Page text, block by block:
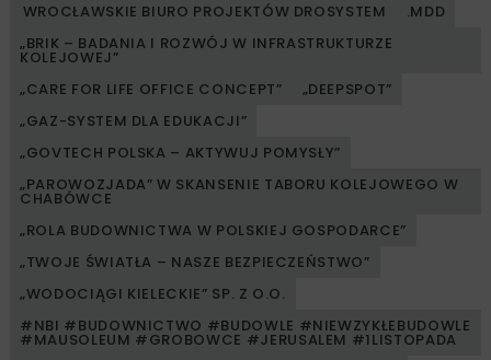
WROCŁAWSKIE BIURO PROJEKTÓW DROSYSTEM
.MDD
„BRIK – BADANIA I ROZWÓJ W INFRASTRUKTURZE
KOLEJOWEJ”
„CARE FOR LIFE OFFICE CONCEPT”
„DEEPSPOT”
„GAZ-SYSTEM DLA EDUKACJI”
„GOVTECH POLSKA – AKTYWUJ POMYSŁY”
„PAROWOZJADA” W SKANSENIE TABORU KOLEJOWEGO W
CHABÓWCE
„ROLA BUDOWNICTWA W POLSKIEJ GOSPODARCE”
„TWOJE ŚWIATŁA – NASZE BEZPIECZEŃSTWO”
„WODOCIĄGI KIELECKIE” SP. Z O.O.
#NBI #BUDOWNICTWO #BUDOWLE #NIEWZYKŁEBUDOWLE
#MAUSOLEUM #GROBOWCE #JERUSALEM #1LISTOPADA